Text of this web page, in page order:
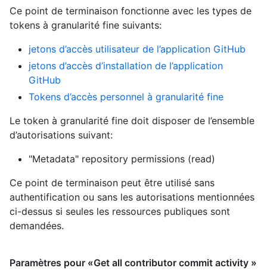
Ce point de terminaison fonctionne avec les types de
tokens à granularité fine suivants:
jetons d’accès utilisateur de l’application GitHub
jetons d’accès d’installation de l’application
GitHub
Tokens d’accès personnel à granularité fine
Le token à granularité fine doit disposer de l’ensemble
d’autorisations suivant:
"Metadata" repository permissions (read)
Ce point de terminaison peut être utilisé sans
authentification ou sans les autorisations mentionnées
ci-dessus si seules les ressources publiques sont
demandées.
Paramètres pour «Get all contributor commit activity »